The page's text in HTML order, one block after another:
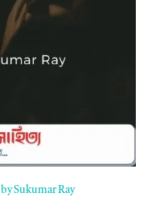
by Sukumar Ray